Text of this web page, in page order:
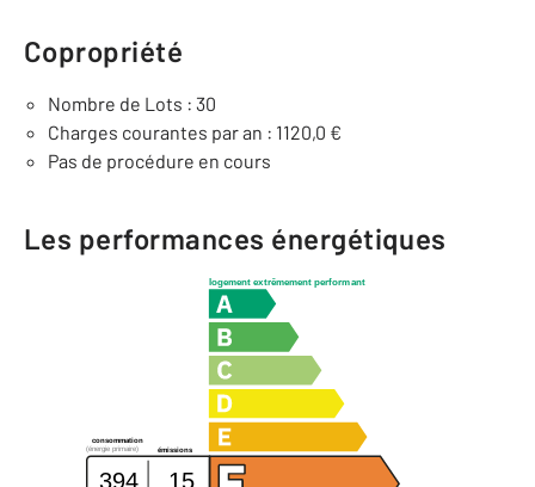
Copropriété
Nombre de Lots : 30
Charges courantes par an : 1120,0 €
Pas de procédure en cours
Les performances énergétiques
logement extrêmement performant
consommation
émissions
(énergie primaire)
394 15